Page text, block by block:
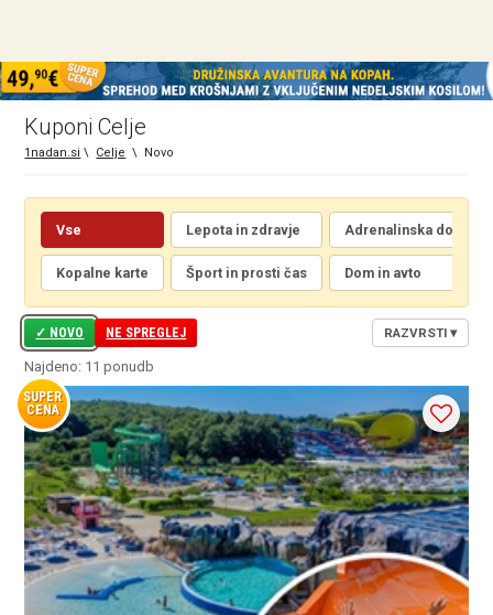
Kuponi Celje
1nadan.si \ Celje \ Novo
Vse
Kopalne karte
Lepota in zdravje
Šport in prosti čas
Adrenalinska
Dom in avto
NOVO NE SPREGLEJ RAZVRSTI▾
Najdeno: 11 ponudb
SUPER
CENA